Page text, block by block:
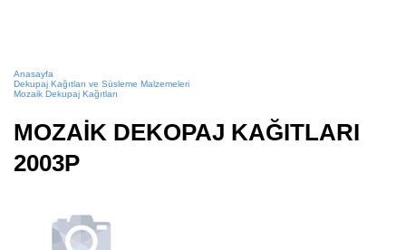
Anasayfa
Dekupaj Kağıtları ve Süsleme Malzemeleri
Mozaik Dekupaj Kağıtları
MOZAİK DEKOPAJ KAĞITLARI
2003P